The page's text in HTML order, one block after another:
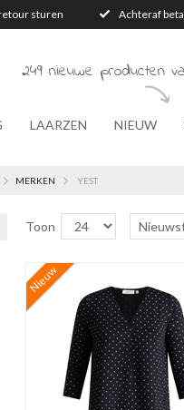
sturen Achteraf
249 nieuwe producten
LAARZEN NIEUW
MERKEN YEST
Toon
Nieuw